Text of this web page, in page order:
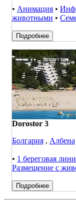
• Анимация •
животными •
Подробнее
Dorostor 3
Болгария , Албена
• 1 береговая
Размещение с
Подробнее